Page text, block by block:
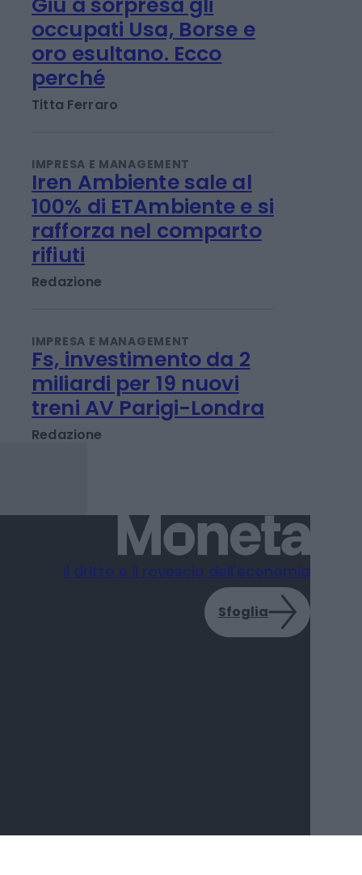
INVESTIMENTI E MERCATI
Giù a sorpresa gli
occupati Usa, Borse e
Titta Ferraro
IMPRESA E MANAGEMENT
Iren Ambiente sale al
100% di ETAmbiente e si
Redazione
IMPRESA E MANAGEMENT
Fs, investimento da 2
Il dritto e il rovescio dell'economia